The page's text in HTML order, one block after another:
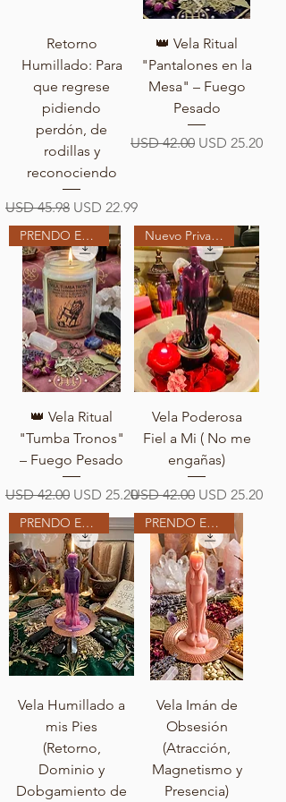
Retorno
Humillado: Para
que regrese
pidiendo
perdón, de
rodillas y
reconociendo
Precio
USD 45.98 Precio de oferta
USD 22.99
👑 Vela Ritual
"Pantalones en la
Mesa" – Fuego
Pesado
Precio
USD 42.00 Precio de
USD 25.20
PRENDO EN MI ALTAR
👑 Vela Ritual
"Tumba Tronos"
– Fuego Pesado
Precio
USD 42.00 Precio de oferta
USD 25.20
Nuevo Privado
Vela Poderosa
Fiel a Mi ( No me
engañas)
Precio
USD 42.00 Precio de
USD 25.20
PRENDO EN MI ALTAR
Vela Humillado a
mis Pies
(Retorno,
Dominio y
Dobgamiento de
PRENDO EN MI ALTAR
Vela Imán de
Obsesión
(Atracción,
Magnetismo y
Presencia)